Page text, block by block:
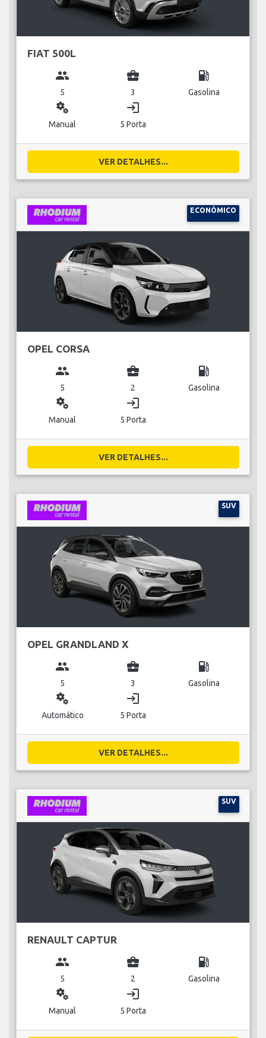
FIAT 500L
group
5
business_center
3
local_gas_station
Gasolina
miscellaneous_services
Manual
login
5 Porta
VER DETALHES...
ECONÓMICO
OPEL CORSA
group
5
business_center
2
local_gas_station
Gasolina
miscellaneous_services
Manual
login
5 Porta
VER DETALHES...
SUV
OPEL GRANDLAND X
group
5
business_center
3
local_gas_station
Gasolina
miscellaneous_services
Automático
login
5 Porta
VER DETALHES...
SUV
RENAULT CAPTUR
group
5
business_center
2
local_gas_station
Gasolina
miscellaneous_services
Manual
login
5 Porta